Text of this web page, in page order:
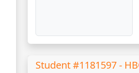
Student #1181597 -